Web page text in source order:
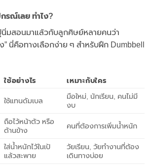
รณ์เลย ทำไง?
นิ่มสอนมาแล้วกับลูกศิษย์หลายคนว่า
” นี่คือทางเลือกง่าย ๆ สำหรับฝึก Dumbbell
ใช้อย่างไร เหมาะกับใคร
ใช้แทนดัมเบล
มือใหม่, นักเรียน, คนไม่มี
งบ
ถือไว้หน้าตัว หรือ
ด้านข้าง
คนที่ต้องการเพิ่มน้ำหนัก
ใส่น้ำหนักไว้ในเป้
แล้วสะพาย
วัยเรียน, วัยทำงานที่ต้อง
เดินทางบ่อย